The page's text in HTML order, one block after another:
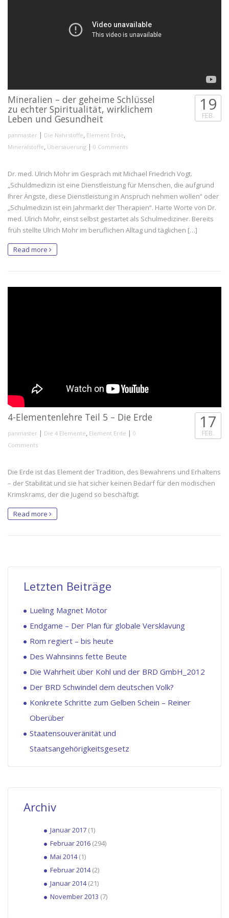
Mineralien – der geheime Schlüssel
zu echter Spiritualität, wirklichem
Leben und Gesundheit
panmaster | Die Nährstoffe, Element Erde,
Mineralstoffe, Übersäuerung | 0 Comments
19
FEB.
Dr. med. Ulrich Mohr im Gespräch mit Michael Friedrich Vogt.
„Schuldmedizin ist eine Dienstleistung für Menschen, die aufgrund
Ihrer Ängste, diese Dienstleistung in Anspruch nehmen wollen“ oder
„Schulmedizin ist ein Jahrmarkt der Therapien“. Harte Worte von Dr.
med. Ulrich Mohr, einst selbst gestartet als Schulmediziner. Bereits
früh stellte Ulrich Mohr im beruflichen Alltag und täglichen […]
Read more
4-Elementenlehre Teil 5 – Die Erde
panmaster | Die 4 Elemente, Element Erde | 0
Comments
17
FEB.
Die Erde ist das Element der Tradition, des Bewahrens und Erhaltens
– der Stabilität und sie hat sicher keinen Bedarf für den modischen
Krimskrams, der die Jugend so beschäftigt.
Read more
Letzten Beiträge
Lueling Magnet Motor
Endgame – Der Plan für globale Versklavung
Rom regiert – bis heute
Des Wahnsinns fette Beute
Die Wahrheit über Kohl und der BRD GmbH_2012
Der BRD Schwindel dem deutschen Volk?
Konkrete Schritte zum Gelben Schein – Reiner
Oberüber
Staatensouveränität und
Staatsangehörigkeitsgesetz
Archiv
Januar 2017 (1)
Februar 2016 (294)
Mai 2014(1)
Februar 2014(2)
Januar 2014(21)
November 2013 (7)